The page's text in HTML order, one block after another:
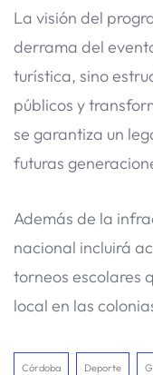
La visión del
derrama del
turística, sino
públicos y
se garantiza un
futuras
Además de la
nacional incluirá
torneos escolares
local en las
Córdoba Deporte